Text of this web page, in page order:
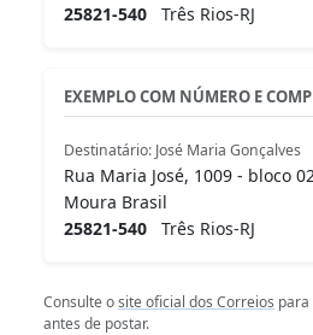
25821-540 Três Rios-RJ
EXEMPLO COM NÚMERO E
Destinatário: José Maria Gonçalves
Rua Maria José, 1009 - bloco
Moura Brasil
25821-540 Três Rios-RJ
Consulte osite oficial dos Correios
antes de postar.